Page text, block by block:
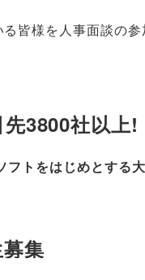
皆様を人事面談の
3800社以上!
フトをはじめとする
集